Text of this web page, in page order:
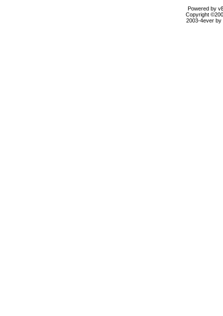
Powered by
Copyright
2003-4ever by